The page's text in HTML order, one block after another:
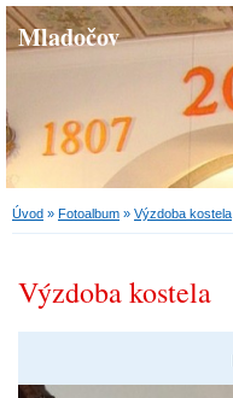
Mladočov
Úvod » Fotoalbum » Výzdoba kostela
Výzdoba kostela